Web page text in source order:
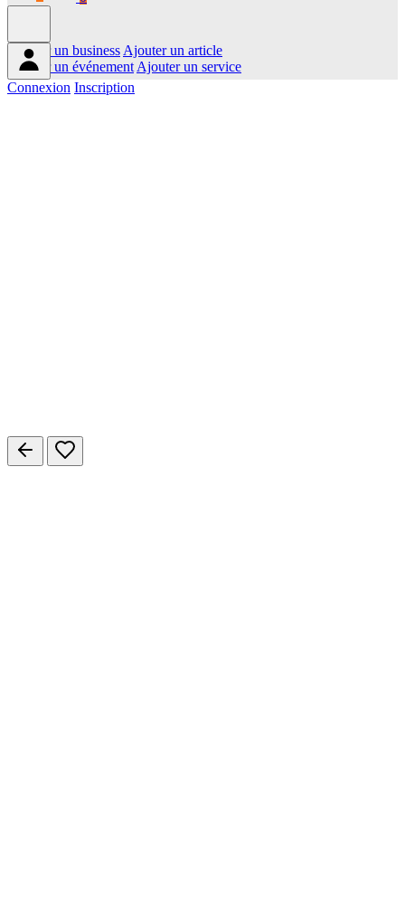
Ajouter un business Ajouter un article
Ajouter un événement Ajouter un service
Connexion Inscription